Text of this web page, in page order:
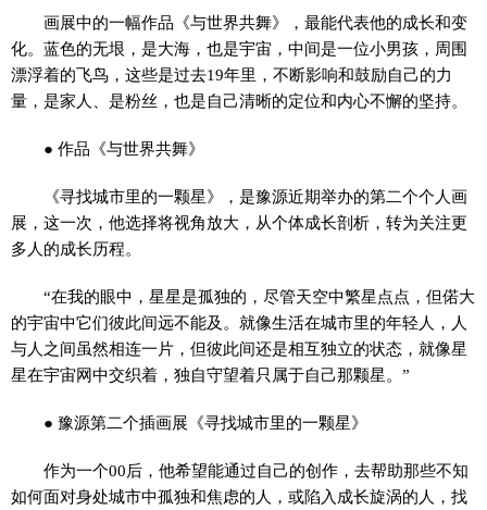
画展中的一幅作品《与世界共舞》，最能代表他的成长和变
化。蓝色的无垠，是大海，也是宇宙，中间是一位小男孩，周围
漂浮着的飞鸟，这些是过去19年里，不断影响和鼓励自己的力
量，是家人、是粉丝，也是自己清晰的定位和内心不懈的坚持。
● 作品《与世界共舞》
《寻找城市里的一颗星》，是豫源近期举办的第二个个人画
展，这一次，他选择将视角放大，从个体成长剖析，转为关注更
多人的成长历程。
“在我的眼中，星星是孤独的，尽管天空中繁星点点，但偌大
的宇宙中它们彼此间远不能及。就像生活在城市里的年轻人，人
与人之间虽然相连一片，但彼此间还是相互独立的状态，就像星
星在宇宙网中交织着，独自守望着只属于自己那颗星。”
● 豫源第二个插画展《寻找城市里的一颗星》
作为一个00后，他希望能通过自己的创作，去帮助那些不知
如何面对身处城市中孤独和焦虑的人，或陷入成长旋涡的人，找